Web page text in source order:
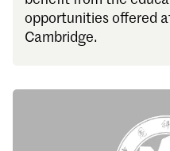
opportunities offered
Cambridge.